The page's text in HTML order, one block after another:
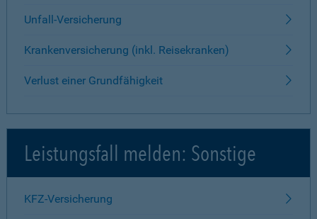
Unfall-Versicherung
Krankenversicherung (inkl. Reisekranken)
Verlust einer Grundfähigkeit
Leistungsfall melden: Sonstige
KFZ-Versicherung